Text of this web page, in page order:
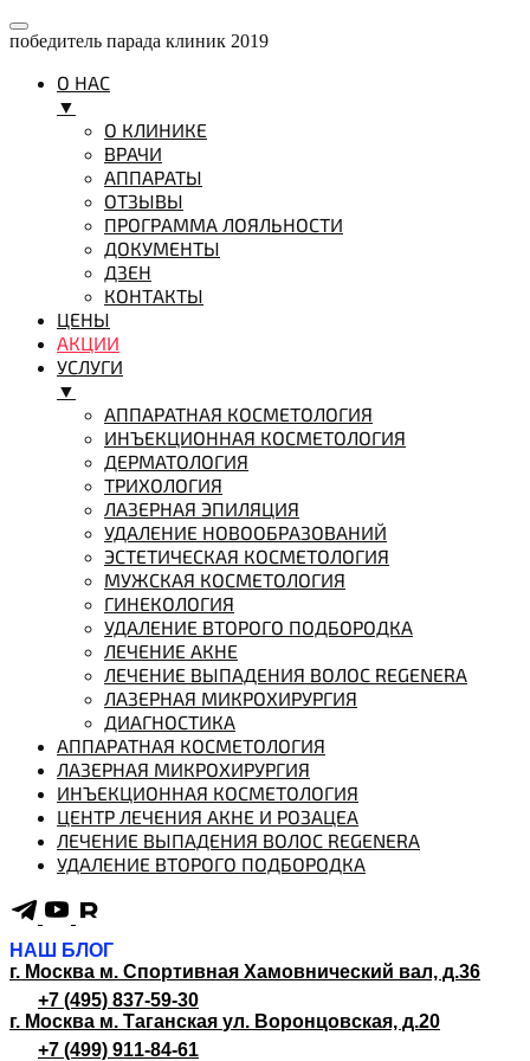
победитель парада клиник 2019
О НАС
▼
О КЛИНИКЕ
ВРАЧИ
АППАРАТЫ
ОТЗЫВЫ
ПРОГРАММА ЛОЯЛЬНОСТИ
ДОКУМЕНТЫ
ДЗЕН
КОНТАКТЫ
ЦЕНЫ
АКЦИИ
УСЛУГИ
▼
АППАРАТНАЯ КОСМЕТОЛОГИЯ
ИНЪЕКЦИОННАЯ КОСМЕТОЛОГИЯ
ДЕРМАТОЛОГИЯ
ТРИХОЛОГИЯ
ЛАЗЕРНАЯ ЭПИЛЯЦИЯ
УДАЛЕНИЕ НОВООБРАЗОВАНИЙ
ЭСТЕТИЧЕСКАЯ КОСМЕТОЛОГИЯ
МУЖСКАЯ КОСМЕТОЛОГИЯ
ГИНЕКОЛОГИЯ
УДАЛЕНИЕ ВТОРОГО ПОДБОРОДКА
ЛЕЧЕНИЕ АКНЕ
ЛЕЧЕНИЕ ВЫПАДЕНИЯ ВОЛОС REGENERA
ЛАЗЕРНАЯ МИКРОХИРУРГИЯ
ДИАГНОСТИКА
АППАРАТНАЯ КОСМЕТОЛОГИЯ
ЛАЗЕРНАЯ МИКРОХИРУРГИЯ
ИНЪЕКЦИОННАЯ КОСМЕТОЛОГИЯ
ЦЕНТР ЛЕЧЕНИЯ АКНЕ И РОЗАЦЕА
ЛЕЧЕНИЕ ВЫПАДЕНИЯ ВОЛОС REGENERA
УДАЛЕНИЕ ВТОРОГО ПОДБОРОДКА
НАШ БЛОГ
г. Москва м. Спортивная Хамовнический вал, д.36
+7 (495) 837-59-30
г. Москва м. Таганская ул. Воронцовская, д.20
+7 (499) 911-84-61